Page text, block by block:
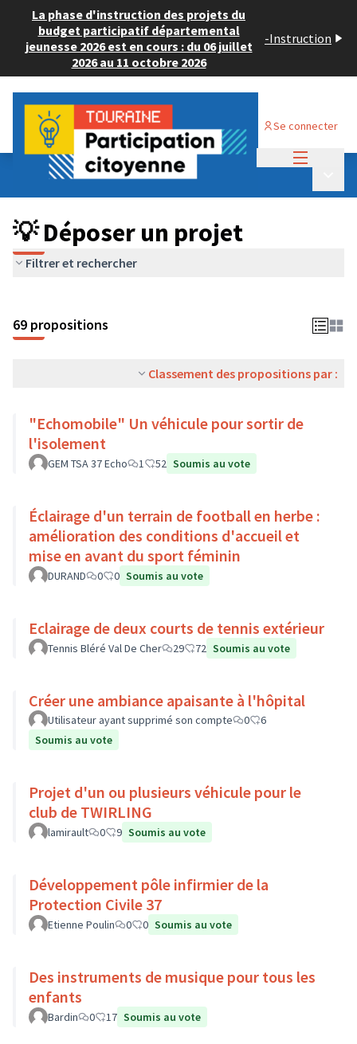
La phase d'instruction des projets du
budget participatif départemental
jeunesse 2026 est en cours : du 06 juillet
2026 au 11 octobre 2026
-Instruction
Se connecter
Budget Participatif ADULTE 2024
💡 Déposer un projet
💡 Déposer un projet
Filtrer et rechercher
69 propositions
Classement des propositions par :
"Echomobile" Un véhicule pour sortir de
l'isolement
GEM TSA 37 Echo 1 52 Soumis au vote
Éclairage d'un terrain de football en herbe :
amélioration des conditions d'accueil et
mise en avant du sport féminin
DURAND 0 0 Soumis au vote
Eclairage de deux courts de tennis extérieur
Tennis Bléré Val De Cher 29 72 Soumis au vote
Créer une ambiance apaisante à l'hôpital
Utilisateur ayant supprimé son compte 0
6
Soumis au vote
Projet d'un ou plusieurs véhicule pour le
club de TWIRLING
lamirault 0 9 Soumis au vote
Développement pôle infirmier de la
Protection Civile 37
Etienne Poulin 0 0 Soumis au vote
Des instruments de musique pour tous les
enfants
Bardin 0 17 Soumis au vote